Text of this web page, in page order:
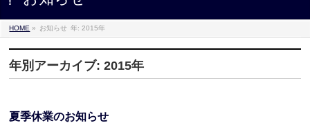
HOME » お知らせ 年: 2015年
年別アーカイブ: 2015年
夏季休業のお知らせ